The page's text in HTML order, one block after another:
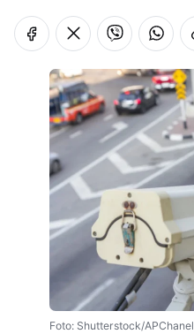
Foto: Shutterstock/APChanel